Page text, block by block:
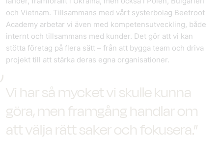
och Vietnam. Tillsammans med vårt systerbolag Beetroot
Academy arbetar vi även med kompetensutveckling, både
internt och tillsammans med kunder. Det gör att vi kan
stötta företag på flera sätt – från att bygga team och driva
projekt till att stärka deras egna organisationer.
Vi har så mycket vi skulle kunna
göra, men framgång handlar om
att välja rätt saker och fokusera.”